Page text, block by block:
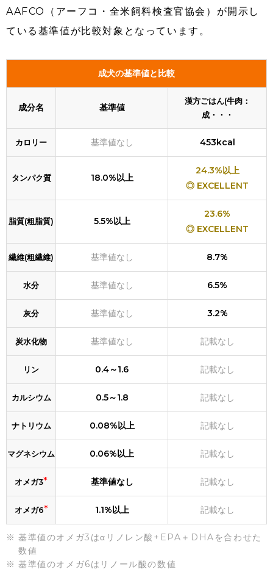
AAFCO（アーフコ・全米飼料検査官協会）が開示し
ている基準値が比較対象となっています。
成犬の基準値と比較
成分名 基準値
漢方ごはん(牛肉：
成・・・
カロリー 基準値なし 453kcal
タンパク質 18.0%以上
24.3%以上
◎ EXCELLENT
脂質(粗脂質) 5.5%以上
23.6%
◎ EXCELLENT
繊維(粗繊維) 基準値なし 8.7%
水分 基準値なし 6.5%
灰分 基準値なし 3.2%
炭水化物 基準値なし 記載なし
リン 0.4～1.6 記載なし
カルシウム 0.5～1.8 記載なし
ナトリウム 0.08%以上 記載なし
マグネシウム 0.06%以上 記載なし
オメガ3* 基準値なし 記載なし
オメガ6* 1.1%以上 記載なし
基準値のオメガ3はαリノレン酸+EPA＋DHAを合わせた
数値
基準値のオメガ6はリノール酸の数値